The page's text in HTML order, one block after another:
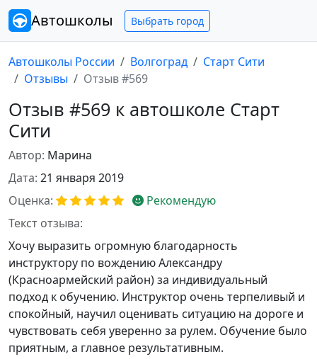
Автошколы Выбрать город
Автошколы России Волгоград
Старт Сити
Отзывы
Отзыв #569
Отзыв #569 к автошколе Старт
Сити
Автор: Марина
Дата: 21 января 2019
Оценка:
Рекомендую
Текст отзыва:
Хочу выразить огромную благодарность
инструктору по вождению Александру
(Красноармейский район) за индивидуальный
подход к обучению. Инструктор очень терпеливый и
спокойный, научил оценивать ситуацию на дороге и
чувствовать себя уверенно за рулем. Обучение было
приятным, а главное результативным.